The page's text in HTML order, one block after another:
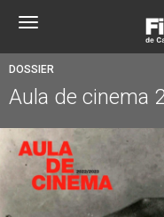
content
Toggle
DOSSIER
Aula de cinema